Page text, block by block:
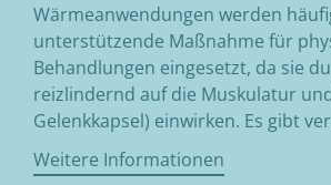
Wärmeanwendungen werden
unterstützende Maßnahme für
Behandlungen eingesetzt, da sie
reizlindernd auf die Muskulatur
Gelenkkapsel) einwirken. Es gibt
Weitere Informationen